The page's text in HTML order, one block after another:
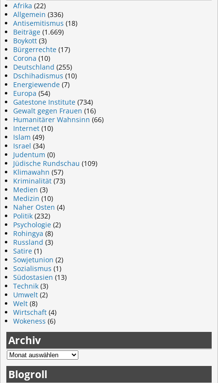
Afrika (22)
Allgemein (336)
Antisemitismus (18)
Beiträge (1.669)
Boykott (3)
Bürgerrechte (17)
Corona (10)
Deutschland (255)
Dschihadismus (10)
Energiewende (7)
Europa (54)
Gatestone Institute (734)
Gewalt gegen Frauen (16)
Humanitärer Wahnsinn (66)
Internet (10)
Islam (49)
Israel (34)
Judentum (0)
Jüdische Rundschau (109)
Klimawahn (57)
Kriminalität (73)
Medien (3)
Medizin (10)
Naher Osten (4)
Politik (232)
Psychologie (2)
Rohingya (8)
Russland (3)
Satire (1)
Sowjetunion (2)
Sozialismus (1)
Südostasien (13)
Technik (3)
Umwelt (2)
Welt (8)
Wirtschaft (4)
Wokeness (6)
Archiv
Blogroll